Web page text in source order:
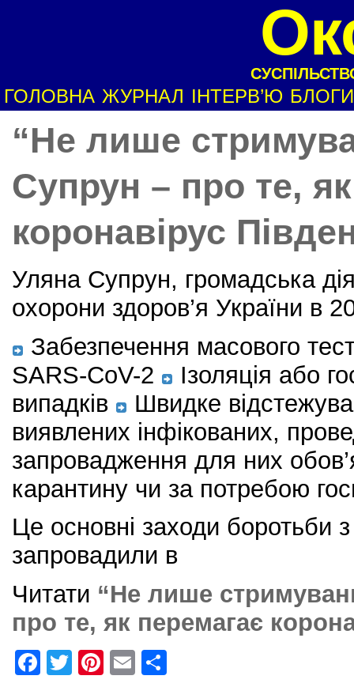
ГОЛОВНА ЖУРНАЛ ІНТЕРВ’Ю БЛОГИ
“Не лише
Супрун – про те,
коронавірус
Уляна Супрун, громадська
охорони здоров’я України в
Забезпечення масового
SARS-CoV-2
Ізоляція або
випадків
Швидке
виявлених інфікованих,
запровадження для них
карантину чи за потребою
Це основні заходи боротьби
запровадили в
Читати “Не лише
про те, як перемагає
F
T
Pi
E